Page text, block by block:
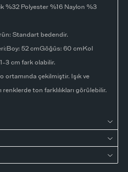
%32 Polyester %16 Naylon %3
Standart bedendir.
52 cmGöğüs: 60 cmKol
3 cm fark olabilir.
ortamında çekilmiştir. Işık ve
renklerde ton farklılıkları görülebilir.